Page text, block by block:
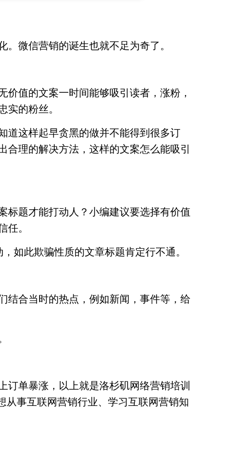
微信营销的诞生也就不足为奇了。
值的文案一时间能够吸引读者，涨粉，
的粉丝。
道这样起早贪黑的做并不能得到很多订
合理的解决方法，这样的文案怎么能吸引
标题才能打动人？小编建议要选择有价值
。
如此欺骗性质的文章标题肯定行不通。
结合当时的热点，例如新闻，事件等，给
单暴涨，以上就是洛杉矶网络营销培训
从事互联网营销行业、学习互联网营销知